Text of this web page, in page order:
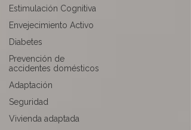
Estimulación Cognitiva
Envejecimiento Activo
Diabetes
Prevención de
accidentes domésticos
Adaptación
Seguridad
Vivienda adaptada